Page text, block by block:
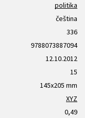
politika
čeština
336
9788073887094
12.10.2012
15
145x205 mm
XYZ
0,49